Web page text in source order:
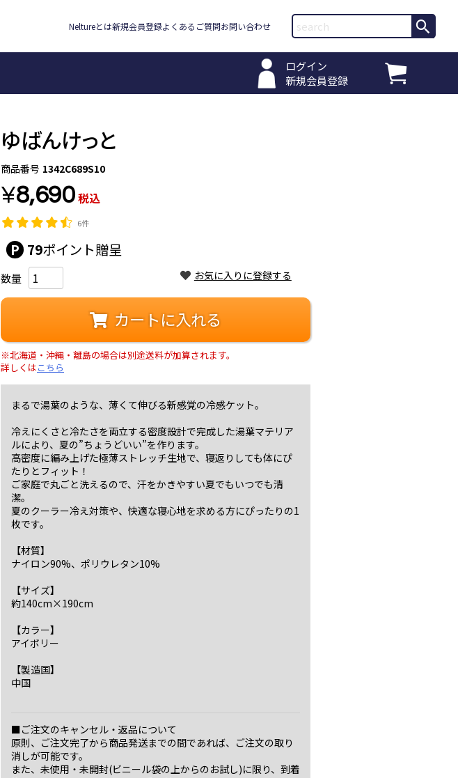
Neltureとは新規会員登録よくあるご質問お問い合わせ
検索
ログイン
新規会員登録
ゆばんけっと
商品番号 1342C689S10
¥8,690 税込
6件
79
お気に入りに登録する
カートに入れる
※北海道・沖縄・離島の場合は別途送料が加算されます。
詳しくはこちら
まるで湯葉のような、薄くて伸びる新感覚の冷感ケット。
冷えにくさと冷たさを両立する密度設計で完成した湯葉マテリア
ルにより、夏の”ちょうどいい”を作ります。
高密度に編み上げた極薄ストレッチ生地で、寝返りしても体にぴ
たりとフィット！
ご家庭で丸ごと洗えるので、汗をかきやすい夏でもいつでも清
潔。
夏のクーラー冷え対策や、快適な寝心地を求める方にぴったりの1
枚です。
【材質】
ナイロン90%、ポリウレタン10%
【サイズ】
約140cm×190cm
【カラー】
アイボリー
【製造国】
中国
■ご注文のキャンセル・返品について
原則、ご注文完了から商品発送までの間であれば、ご注文の取り
消しが可能です。
また、未使用・未開封(ビニール袋の上からのお試し)に限り、到着